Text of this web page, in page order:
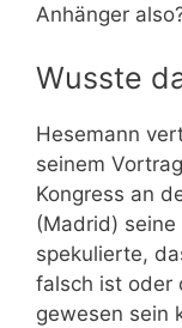
Anhänger
Wusste
Hesemann
seinem
Kongress an
(Madrid) seine
spekulierte,
falsch ist oder
gewesen sein